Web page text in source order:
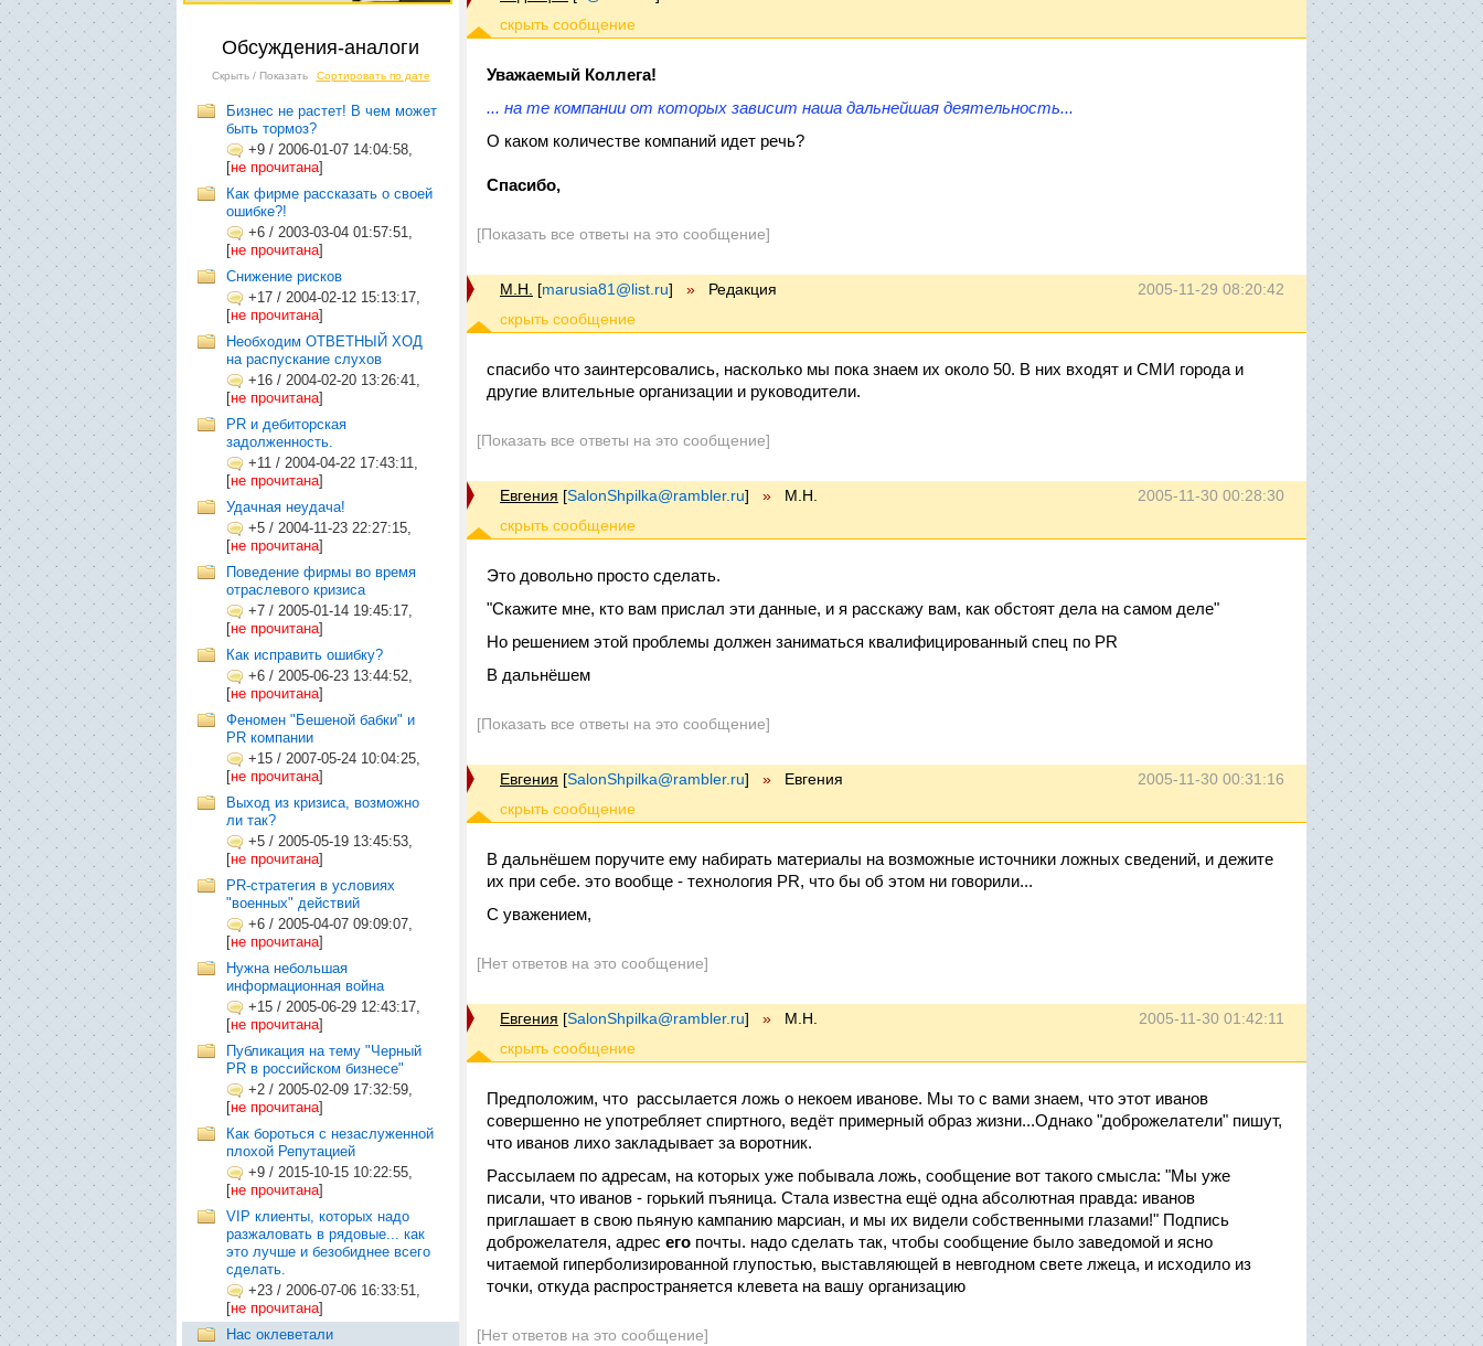
Обсуждения-аналоги
Скрыть / Показать Сортировать по дате
Бизнес не растет! В чем может
быть тормоз?
+9 / 2006-01-07 14:04:58,
[не прочитана]
Как фирме рассказать о своей
ошибке?!
+6 / 2003-03-04 01:57:51,
[не прочитана]
Снижение рисков
+17 / 2004-02-12 15:13:17,
[не прочитана]
Необходим ОТВЕТНЫЙ ХОД
на распускание слухов
+16 / 2004-02-20 13:26:41,
[не прочитана]
PR и дебиторская
задолженность.
+11 / 2004-04-22 17:43:11,
[не прочитана]
Удачная неудача!
+5 / 2004-11-23 22:27:15,
[не прочитана]
Поведение фирмы во время
отраслевого кризиса
+7 / 2005-01-14 19:45:17,
[не прочитана]
Как исправить ошибку?
+6 / 2005-06-23 13:44:52,
[не прочитана]
Феномен "Бешеной бабки" и
PR компании
+15 / 2007-05-24 10:04:25,
[не прочитана]
Выход из кризиса, возможно
ли так?
+5 / 2005-05-19 13:45:53,
[не прочитана]
PR-стратегия в условиях
"военных" действий
+6 / 2005-04-07 09:09:07,
[не прочитана]
Нужна небольшая
информационная война
+15 / 2005-06-29 12:43:17,
[не прочитана]
Публикация на тему "Черный
PR в российском бизнесе"
+2 / 2005-02-09 17:32:59,
[не прочитана]
Как бороться с незаслуженной
плохой Репутацией
+9 / 2015-10-15 10:22:55,
[не прочитана]
VIP клиенты, которых надо
разжаловать в рядовые... как
это лучше и безобиднее всего
сделать.
+23 / 2006-07-06 16:33:51,
[не прочитана]
Нас оклеветали
Уважаемый Коллега!
... на те компании от которых зависит наша дальнейшая деятельность...
О каком количестве компаний идет речь?
Спасибо,
[Показать все ответы на это сообщение]
2005-11-29 08:20:42
М.Н. [marusia81@list.ru] » Редакция
спасибо что заинтерсовались, насколько мы пока знаем их около 50. В них входят и СМИ города и
другие влительные организации и руководители.
[Показать все ответы на это сообщение]
2005-11-30 00:28:30
Евгения [SalonShpilka@rambler.ru] » М.Н.
Это довольно просто сделать.
"Скажите мне, кто вам прислал эти данные, и я расскажу вам, как обстоят дела на самом деле"
Но решением этой проблемы должен заниматься квалифицированный спец по PR
В дальнёшем
[Показать все ответы на это сообщение]
2005-11-30 00:31:16
Евгения [SalonShpilka@rambler.ru] » Евгения
В дальнёшем поручите ему набирать материалы на возможные источники ложных сведений, и дежите
их при себе. это вообще - технология PR, что бы об этом ни говорили...
С уважением,
[Нет ответов на это сообщение]
2005-11-30 01:42:11
Евгения [SalonShpilka@rambler.ru] » М.Н.
Предположим, что рассылается ложь о некоем иванове. Мы то с вами знаем, что этот иванов
совершенно не употребляет спиртного, ведёт примерный образ жизни...Однако "доброжелатели" пишут,
что иванов лихо закладывает за воротник.
Рассылаем по адресам, на которых уже побывала ложь, сообщение вот такого смысла: "Мы уже
писали, что иванов - горький пъяница. Стала известна ещё одна абсолютная правда: иванов
приглашает в свою пьяную кампанию марсиан, и мы их видели собственными глазами!" Подпись
доброжелателя, адрес его почты. надо сделать так, чтобы сообщение было заведомой и ясно
читаемой гиперболизированной глупостью, выставляющей в невгодном свете лжеца, и исходило из
точки, откуда распространяется клевета на вашу организацию
[Нет ответов на это сообщение]